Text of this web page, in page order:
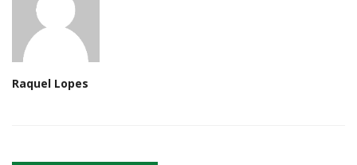
Raquel Lopes